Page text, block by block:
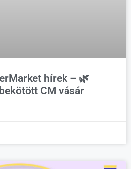
hírek – 🌿
CM vásár